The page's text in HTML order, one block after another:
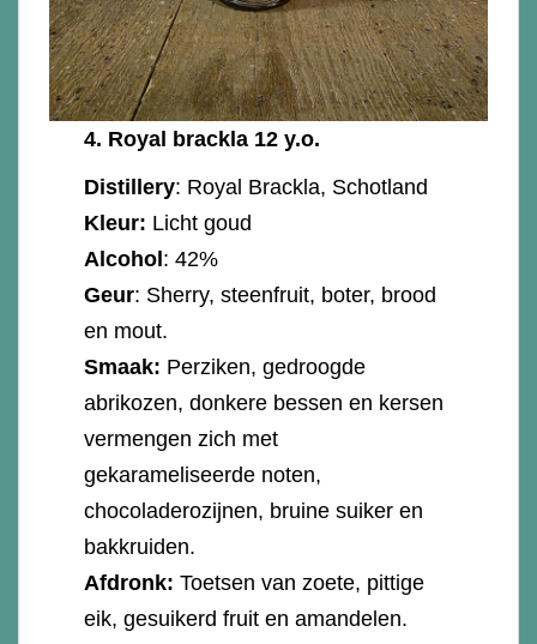
4. Royal brackla 12 y.o.
Distillery: Royal Brackla, Schotland
Kleur: Licht goud
Alcohol: 42%
Geur: Sherry, steenfruit, boter, brood
en mout.
Smaak: Perziken, gedroogde
abrikozen, donkere bessen en kersen
vermengen zich met
gekarameliseerde noten,
chocoladerozijnen, bruine suiker en
bakkruiden.
Afdronk: Toetsen van zoete, pittige
eik, gesuikerd fruit en amandelen.